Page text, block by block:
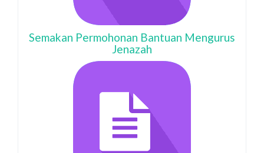
Semakan Permohonan Bantuan Mengurus
Jenazah